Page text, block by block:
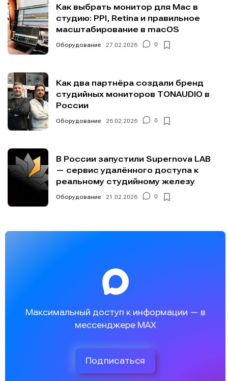
Как выбрать монитор для Mac в
студию: PPI, Retina и правильное
масштабирование в macOS
Оборудование 27.02.2026 0
Как два партнёра создали бренд
студийных мониторов TONAUDIO в
России
Оборудование 26.02.2026 0
В России запустили Supernova LAB
— сервис удалённого доступа к
реальному студийному железу
Оборудование 21.02.2026 0
Максимальный доступ к информации — в
мессенджере MAX
Подписаться